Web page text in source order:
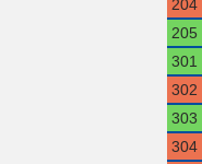
204
205
301
302
303
304